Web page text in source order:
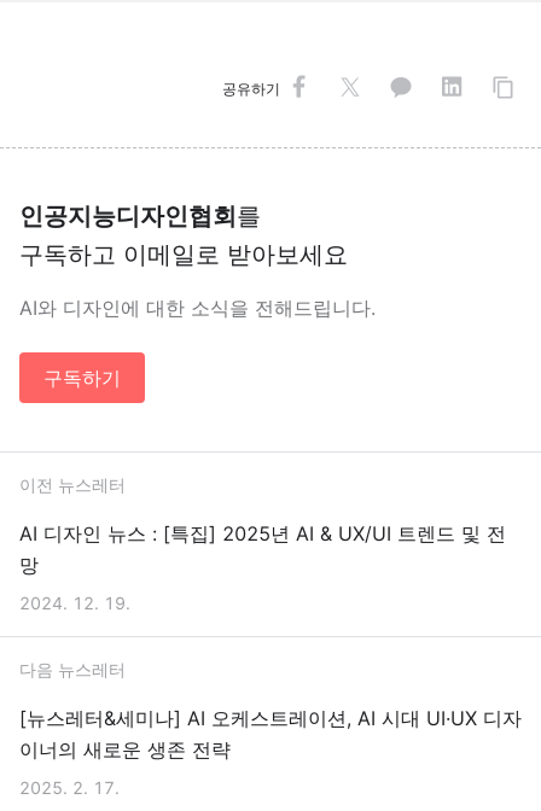
공유하기
인공지능디자인협회를
구독하고 이메일로 받아보세요
AI와 디자인에 대한 소식을 전해드립니다.
구독하기
이전 뉴스레터
AI 디자인 뉴스 : [특집] 2025년 AI & UX/UI 트렌드 및 전
망
2024. 12. 19.
다음 뉴스레터
[뉴스레터&세미나] AI 오케스트레이션, AI 시대 UI·UX 디자
이너의 새로운 생존 전략
2025. 2. 17.